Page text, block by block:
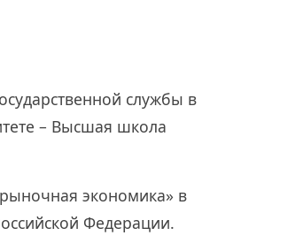
службы в
– Высшая школа
экономика» в
Федерации.